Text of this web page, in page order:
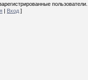
пользователи.
|Вход]